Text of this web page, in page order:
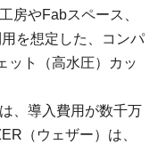
房やFabスペース、
を想定した、コンパ
ット（高水圧）カッ
、導入費用が数千万
（ウェザー）は、